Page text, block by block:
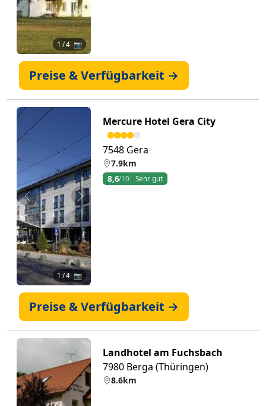
1 / 4 📷
Preise & Verfügbarkeit →
Zurück Weiter
1 / 4 📷
Mercure Hotel Gera City
7548 Gera
7.9km
8,6/10 Sehr gut
Preise & Verfügbarkeit →
Landhotel am Fuchsbach
7980 Berga (Thüringen)
8.6km